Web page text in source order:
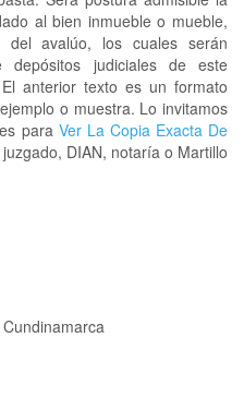
al bien inmueble o mueble,
del avalúo, los cuales serán
judiciales de este
anterior texto es un formato
o muestra. Lo invitamos
para Ver La Copia Exacta De
DIAN, notaría o Martillo